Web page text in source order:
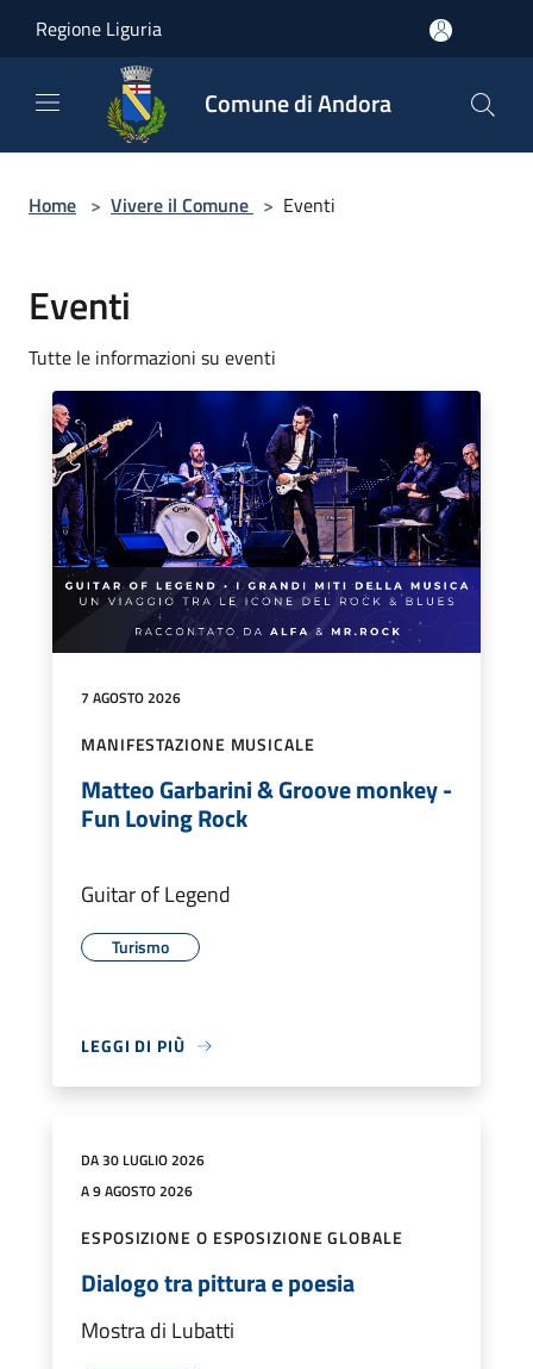
Regione Liguria
Comune di Andora
Home > Vivere il Comune > Eventi
Eventi
Tutte le informazioni su eventi
7 AGOSTO 2026
MANIFESTAZIONE MUSICALE
Matteo Garbarini & Groove monkey -
Fun Loving Rock
Guitar of Legend
Turismo
LEGGI DI PIÙ
DA 30 LUGLIO 2026
A 9 AGOSTO 2026
ESPOSIZIONE O ESPOSIZIONE GLOBALE
Dialogo tra pittura e poesia
Mostra di Lubatti